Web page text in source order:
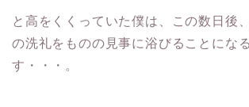
と高をくくっていた僕は、この数日後
の洗礼をものの見事に浴びることにな
す・・・。